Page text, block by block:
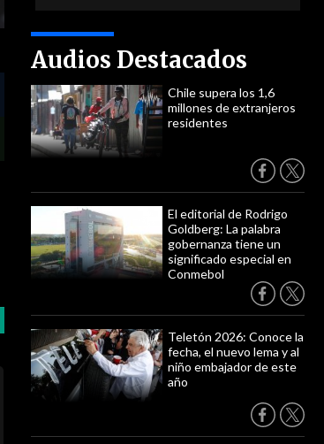
Audios Destacados
Chile supera los 1,6
millones de extranjeros
residentes
El editorial de Rodrigo
Goldberg: La palabra
gobernanza tiene un
significado especial en
Conmebol
Teletón 2026: Conoce la
fecha, el nuevo lema y al
niño embajador de este
año